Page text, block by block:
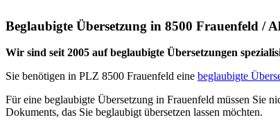
Beglaubigte Übersetzung in 8500 Frauenfeld /
Wir sind seit 2005 auf beglaubigte Übersetzungen
Sie benötigen in PLZ 8500 Frauenfeld eine beglaubigte
Für eine beglaubigte Übersetzung in Frauenfeld müssen Sie
Dokuments, das Sie beglaubigt übersetzen lassen möchten.